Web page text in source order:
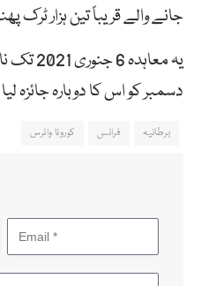
جانے والے قریباً تین ہزار ٹرک
دسمبر کو اس کا دوبارہ جائزہ
برطانیہ فرانس کورونا وائرس